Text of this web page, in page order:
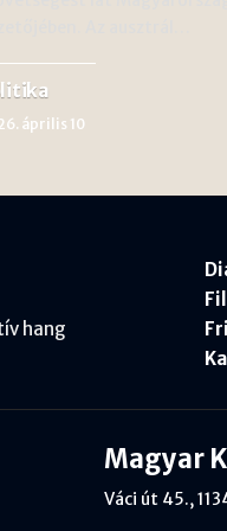
április 10
hang
Magyar
Váci út 45.,